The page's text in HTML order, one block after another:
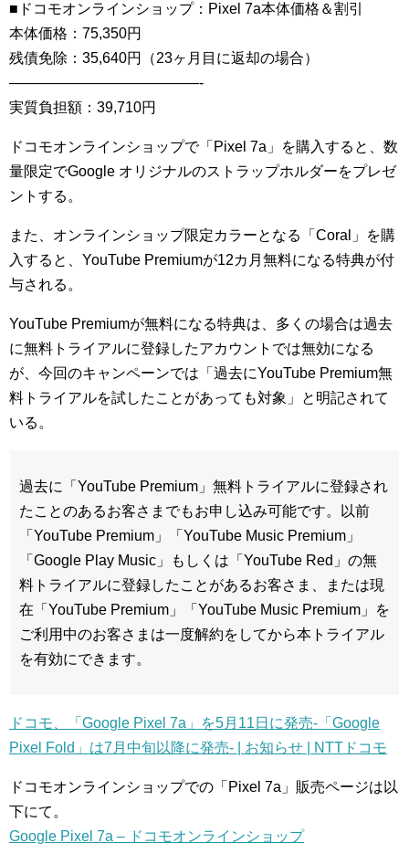
■ドコモオンラインショップ：Pixel 7a本体価格＆割引
本体価格：75,350円
残債免除：35,640円（23ヶ月目に返却の場合）
—————————————-
実質負担額：39,710円
ドコモオンラインショップで「Pixel 7a」を購入すると、数
量限定でGoogle オリジナルのストラップホルダーをプレゼ
ントする。
また、オンラインショップ限定カラーとなる「Coral」を購
入すると、YouTube Premiumが12カ月無料になる特典が付
与される。
YouTube Premiumが無料になる特典は、多くの場合は過去
に無料トライアルに登録したアカウントでは無効になる
が、今回のキャンペーンでは「過去にYouTube Premium無
料トライアルを試したことがあっても対象」と明記されて
いる。
過去に「YouTube Premium」無料トライアルに登録され
たことのあるお客さまでもお申し込み可能です。以前
「YouTube Premium」「YouTube Music Premium」
「Google Play Music」もしくは「YouTube Red」の無
料トライアルに登録したことがあるお客さま、または現
在「YouTube Premium」「YouTube Music Premium」を
ご利用中のお客さまは一度解約をしてから本トライアル
を有効にできます。
ドコモ、「Google Pixel 7a」を5月11日に発売-「Google
Pixel Fold」は7月中旬以降に発売- | お知らせ | NTTドコモ
ドコモオンラインショップでの「Pixel 7a」販売ページは以
下にて。
Google Pixel 7a – ドコモオンラインショップ